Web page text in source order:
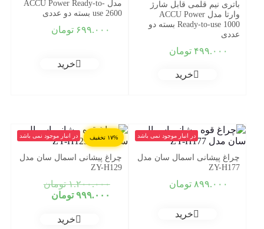
باتری نیم قلمی قابل شارژ
وارتا مدل ACCU Power
Ready-to-use 1000 بسته دو
عددی
۴۹۹.۰۰۰ تومان
خرید
مدل ACCU Power Ready-to-
use 2600 بسته دو عددی
۶۹۹.۰۰۰ تومان
خرید
در انبار موجود نمی باشد
چراغ پیشانی اسمال سان مدل
ZY-H177
۸۹۹.۰۰۰ تومان
خرید
۱۷% تخفیف در انبار موجود نمی باشد
چراغ پیشانی اسمال سان مدل
ZY-H129
۱.۲۰۰.۰۰۰ تومانقیمت
۹۹۹.۰۰۰ تومان
خرید